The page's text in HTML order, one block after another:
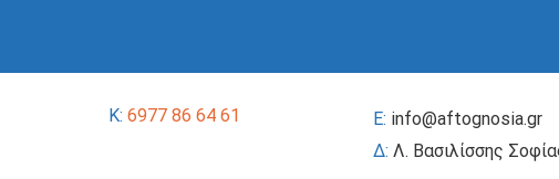
K: 6977 86 64 61 E: info@aftognosia.gr
Δ: Λ. Βασιλίσσης